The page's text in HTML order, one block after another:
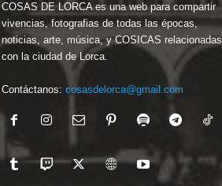
COSAS DE LORCA es una web para compartir
vivencias, fotografias de todas las épocas,
noticias, arte, música, y COSICAS relacionadas
con la ciudad de Lorca.
Contáctanos: cosasdelorca@gmail.com